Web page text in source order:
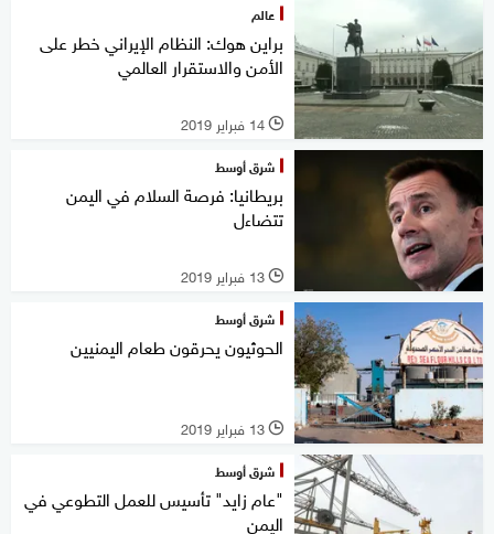
عالم
براين هوك: النظام الإيراني خطر على
الأمن والاستقرار العالمي
l 14 فبراير 2019
شرق أوسط
بريطانيا: فرصة السلام في اليمن
تتضاءل
l 13 فبراير 2019
شرق أوسط
الحوثيون يحرقون طعام اليمنيين
l 13 فبراير 2019
شرق أوسط
"عام زايد" تأسيس للعمل التطوعي في
اليمن